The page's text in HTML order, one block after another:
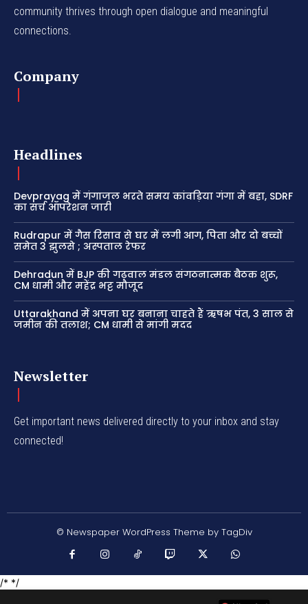
community thrives through open dialogue and meaningful
connections.
Company
Headlines
Devprayag में गंगाजल भरते समय कांवड़िया गंगा में बहा, SDRF
का सर्च ऑपरेशन जारी
Rudrapur में गैस रिसाव से घर में लगी आग, पिता और दो बच्चों
समेत 3 झुलसे ; अस्पताल रेफर
Dehradun में BJP की गढ़वाल मंडल संगठनात्मक बैठक शुरू,
CM धामी और महेंद्र भट्ट मौजूद
Uttarakhand में अपना घर बनाना चाहते हैं ऋषभ पंत, 3 साल से
जमीन की तलाश; CM धामी से मांगी मदद
Newsletter
Get important news delivered directly to your inbox and stay
connected!
© Newspaper WordPress Theme by TagDiv
/* */